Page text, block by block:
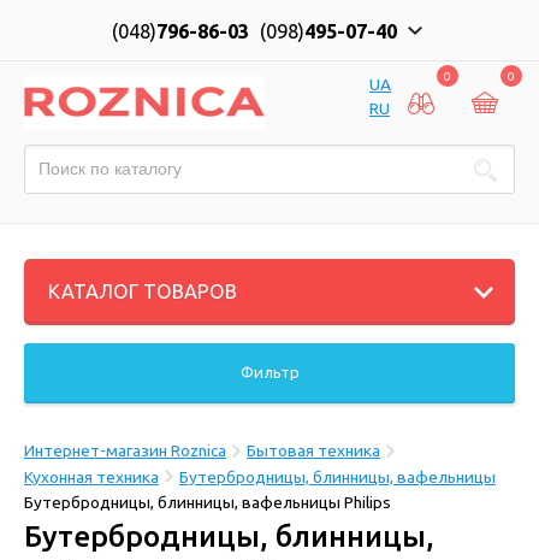
(048)796-86-03 (098)495-07-40
UA
RU
0 0
КАТАЛОГ ТОВАРОВ
Фильтр
Интернет-магазин Roznica
Бытовая техника
Кухонная техника
Бутербродницы, блинницы, вафельницы
Бутербродницы, блинницы, вафельницы Philips
Бутербродницы, блинницы,